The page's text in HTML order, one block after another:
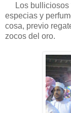
Los bulliciosos
especias y
cosa, previo
zocos del oro.